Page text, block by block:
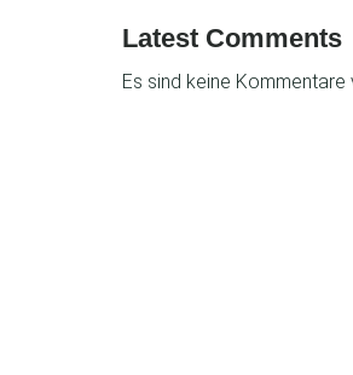
Latest Comments
Es sind keine Kommentare